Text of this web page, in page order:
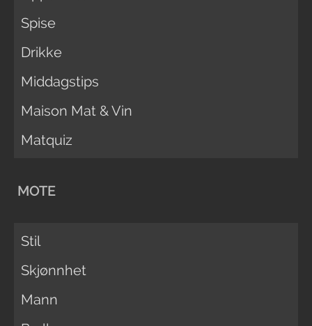
Spise
Drikke
Middagstips
Maison Mat & Vin
Matquiz
MOTE
Stil
Skjønnhet
Mann